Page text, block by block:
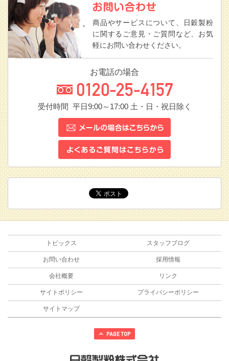
商品やサービスについて、日穀製粉
に関するご意見・ご質問など、お気
軽にお問い合わせください。
お電話の場合
受付時間 平日9:00～17:00土・日・祝日除く
トピックス スタッフブログ
お問い合わせ 採用情報
会社概要 リンク
サイトポリシー プライバシーポリシー
サイトマップ